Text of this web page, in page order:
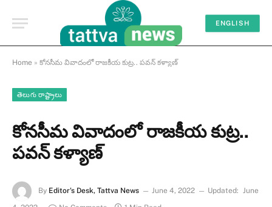
ENGLISH
Home » కోనసీమ వివాదంలో రాజకీయ కుట్ర.. పవన్ కళ్యాణ్
తెలుగు రాష్ట్రాలు
కోనసీమ వివాదంలో రాజకీయ కుట్ర..
పవన్ కళ్యాణ్
By Editor's Desk, Tattva News June 4, 2022 Updated: June